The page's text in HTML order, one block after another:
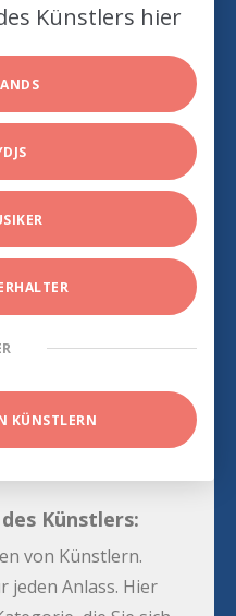
Künstlers hier
KÜNSTLERN
Künstlers:
von Künstlern.
jeden Anlass. Hier